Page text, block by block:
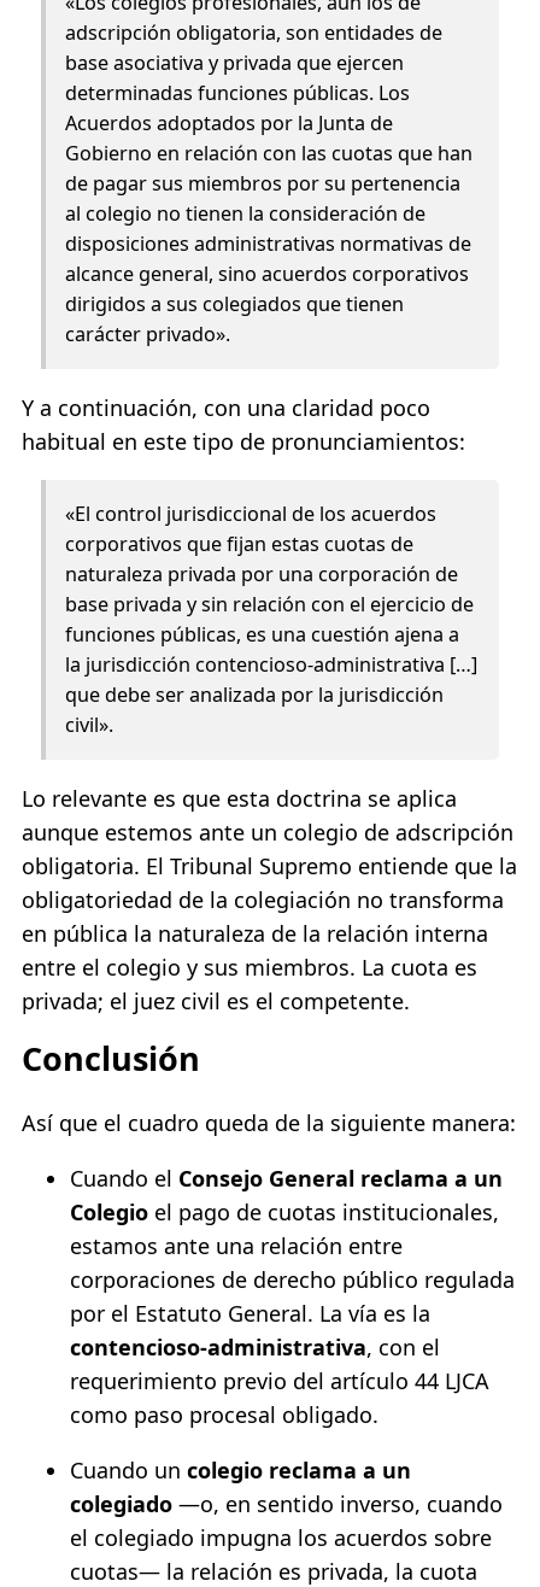
adscripción obligatoria, son entidades de
base asociativa y privada que ejercen
determinadas funciones públicas. Los
Acuerdos adoptados por la Junta de
Gobierno en relación con las cuotas que han
de pagar sus miembros por su pertenencia
al colegio no tienen la consideración de
disposiciones administrativas normativas de
alcance general, sino acuerdos corporativos
dirigidos a sus colegiados que tienen
carácter privado».
Y a continuación, con una claridad poco
habitual en este tipo de pronunciamientos:
«El control jurisdiccional de los acuerdos
corporativos que fijan estas cuotas de
naturaleza privada por una corporación de
base privada y sin relación con el ejercicio de
funciones públicas, es una cuestión ajena a
la jurisdicción contencioso-administrativa […]
que debe ser analizada por la jurisdicción
civil».
Lo relevante es que esta doctrina se aplica
aunque estemos ante un colegio de adscripción
obligatoria. El Tribunal Supremo entiende que la
obligatoriedad de la colegiación no transforma
en pública la naturaleza de la relación interna
entre el colegio y sus miembros. La cuota es
privada; el juez civil es el competente.
Conclusión
Así que el cuadro queda de la siguiente manera:
Cuando el Consejo General reclama a un
Colegio el pago de cuotas institucionales,
estamos ante una relación entre
corporaciones de derecho público regulada
por el Estatuto General. La vía es la
contencioso-administrativa, con el
requerimiento previo del artículo 44 LJCA
como paso procesal obligado.
Cuando un colegio reclama a un
colegiado —o, en sentido inverso, cuando
el colegiado impugna los acuerdos sobre
cuotas— la relación es privada, la cuota